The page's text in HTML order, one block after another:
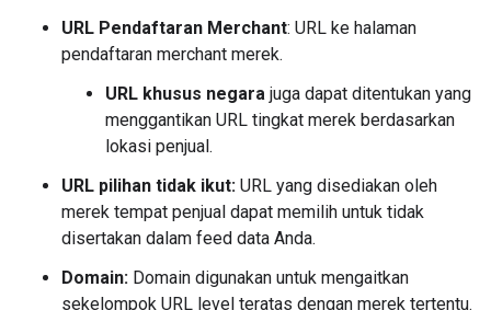
URL Pendaftaran Merchant: URL ke halaman
pendaftaran merchant merek.
URL khusus negara juga dapat ditentukan yang
menggantikan URL tingkat merek berdasarkan
lokasi penjual.
URL pilihan tidak ikut: URL yang disediakan oleh
merek tempat penjual dapat memilih untuk tidak
disertakan dalam feed data Anda.
Domain: Domain digunakan untuk mengaitkan
sekelompok URL level teratas dengan merek tertentu.